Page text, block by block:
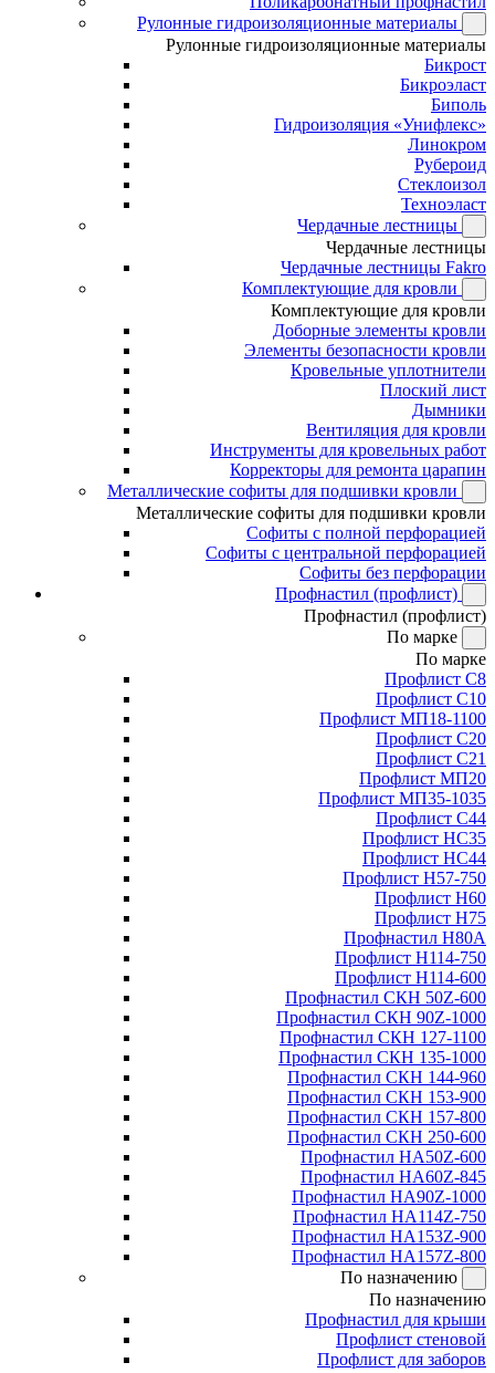
Рулонные гидроизоляционные материалы
Рулонные гидроизоляционные материалы
Бикрост
Бикроэласт
Биполь
Гидроизоляция «Унифлекс»
Линокром
Рубероид
Стеклоизол
Техноэласт
Чердачные лестницы
Чердачные лестницы
Чердачные лестницы Fakro
Комплектующие для кровли
Комплектующие для кровли
Доборные элементы кровли
Элементы безопасности кровли
Кровельные уплотнители
Плоский лист
Дымники
Вентиляция для кровли
Инструменты для кровельных работ
Корректоры для ремонта царапин
Металлические софиты для подшивки кровли
Металлические софиты для подшивки кровли
Софиты с полной перфорацией
Софиты с центральной перфорацией
Софиты без перфорации
Профнастил (профлист)
Профнастил (профлист)
По марке
По марке
Профлист С8
Профлист С10
Профлист МП18-1100
Профлист С20
Профлист С21
Профлист МП20
Профлист МП35-1035
Профлист С44
Профлист НС35
Профлист НС44
Профлист Н57-750
Профлист Н60
Профлист Н75
Профнастил Н80А
Профлист Н114-750
Профлист Н114-600
Профнастил СКН 50Z-600
Профнастил СКН 90Z-1000
Профнастил СКН 127-1100
Профнастил СКН 135-1000
Профнастил СКН 144-960
Профнастил СКН 153-900
Профнастил СКН 157-800
Профнастил СКН 250-600
Профнастил НА50Z-600
Профнастил НА60Z-845
Профнастил НА90Z-1000
Профнастил НА114Z-750
Профнастил НА153Z-900
Профнастил НА157Z-800
По назначению
По назначению
Профнастил для крыши
Профлист стеновой
Профлист для заборов